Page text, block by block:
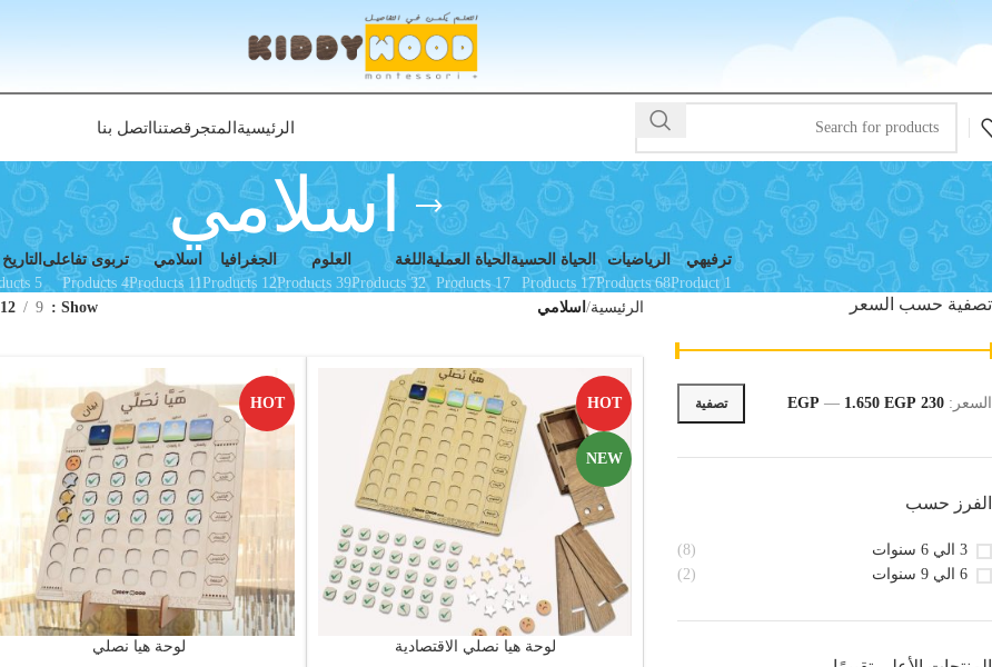
الرئيسية المتجر قصتنا اتصل بنا
اسلامي
ترفيهي
1 Product
الرياضيات
68 Products
الحياة الحسية
17 Products
الحياة العملية
17 Products
اللغة
32 Products
العلوم
39 Products
الجغرافيا
12 Products
اسلامي
11 Products
تربوى تفاعلى
4 Products
التاريخ
5 Products
تصفية حسب السعر
تصفية السعر: 230 EGP
— 1.650 EGP
الفرز حسب
3 الي 6 سنوات
(8)
6 الي 9 سنوات
(2)
الرئيسية اسلامي Show
9
12
HOT
NEW
لوحة هيا نصلي الاقتصادية
HOT
لوحة هيا نصلي